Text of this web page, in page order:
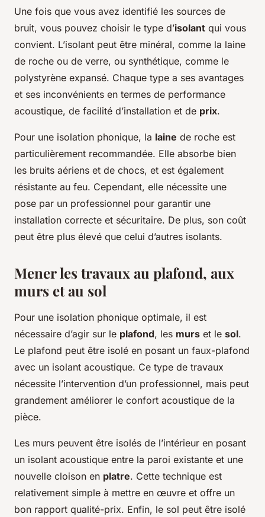
Une fois que vous avez identifié les sources de
bruit, vous pouvez choisir le type d’isolant qui vous
convient. L’isolant peut être minéral, comme la laine
de roche ou de verre, ou synthétique, comme le
polystyrène expansé. Chaque type a ses avantages
et ses inconvénients en termes de performance
acoustique, de facilité d’installation et de prix.
Pour une isolation phonique, la laine de roche est
particulièrement recommandée. Elle absorbe bien
les bruits aériens et de chocs, et est également
résistante au feu. Cependant, elle nécessite une
pose par un professionnel pour garantir une
installation correcte et sécuritaire. De plus, son coût
peut être plus élevé que celui d’autres isolants.
Mener les travaux au plafond, aux
murs et au sol
Pour une isolation phonique optimale, il est
nécessaire d’agir sur le plafond, les murs et le sol.
Le plafond peut être isolé en posant un faux-plafond
avec un isolant acoustique. Ce type de travaux
nécessite l’intervention d’un professionnel, mais peut
grandement améliorer le confort acoustique de la
pièce.
Les murs peuvent être isolés de l’intérieur en posant
un isolant acoustique entre la paroi existante et une
nouvelle cloison en platre. Cette technique est
relativement simple à mettre en œuvre et offre un
bon rapport qualité-prix. Enfin, le sol peut être isolé